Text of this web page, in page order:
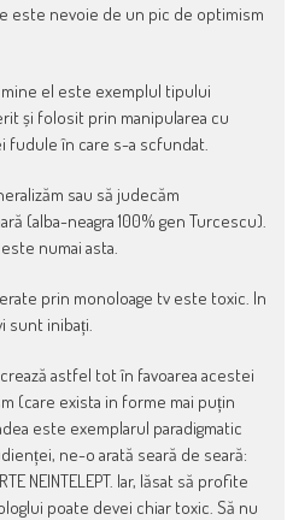
este nevoie de un pic de optimism
el este exemplul tipului
și folosit prin manipularea cu
fudule în care s-a scfundat.
sau să judecăm
(alba-neagra 100% gen Turcescu).
numai asta.
prin monoloage tv este toxic. In
sunt inibați.
astfel tot în favoarea acestei
(care exista in forme mai puțin
este exemplarul paradigmatic
ne-o arată seară de seară:
NEINTELEPT. Iar, lăsat să profite
poate devei chiar toxic. Să nu